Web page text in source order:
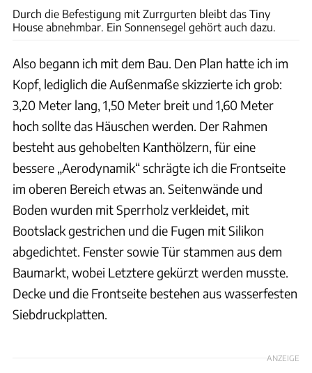
Durch die Befestigung mit Zurrgurten bleibt das Tiny
House abnehmbar. Ein Sonnensegel gehört auch dazu.
Also begann ich mit dem Bau. Den Plan hatte ich im
Kopf, lediglich die Außenmaße skizzierte ich grob:
3,20 Meter lang, 1,50 Meter breit und 1,60 Meter
hoch sollte das Häuschen werden. Der Rahmen
besteht aus gehobelten Kanthölzern, für eine
bessere „Aerodynamik“ schrägte ich die Frontseite
im oberen Bereich etwas an. Seitenwände und
Boden wurden mit Sperrholz verkleidet, mit
Bootslack gestrichen und die Fugen mit Silikon
abgedichtet. Fenster sowie Tür stammen aus dem
Baumarkt, wobei Letztere gekürzt werden musste.
Decke und die Frontseite bestehen aus wasserfesten
Siebdruckplatten.
ANZEIGE